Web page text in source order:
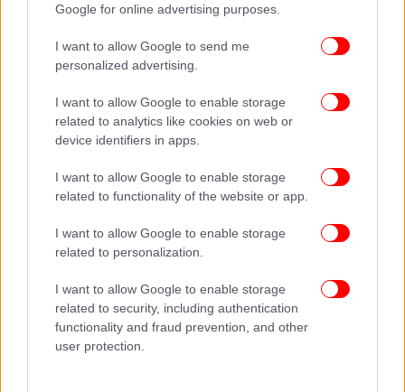
Google for online advertising purposes.
I want to allow Google to send me
personalized advertising.
I want to allow Google to enable storage
related to analytics like cookies on web or
device identifiers in apps.
I want to allow Google to enable storage
related to functionality of the website or app.
I want to allow Google to enable storage
related to personalization.
I want to allow Google to enable storage
related to security, including authentication
functionality and fraud prevention, and other
user protection.
ΟΙΚΟΝΟΜΙΑ 19/07/2026 10:49
Ποιοι δίνουν εκατομμύρια για να αγοράσουν
των αγοραστών